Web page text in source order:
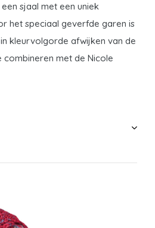
sjaal met een uniek
het speciaal geverfde garen is
kleurvolgorde afwijken van de
met de Nicole